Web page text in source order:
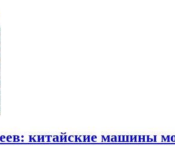
китайские машины